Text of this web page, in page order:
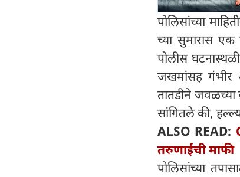
पोलिसांच्या
च्या सुमारास एक
पोलीस
जखमांसह गंभीर
तातडीने
सांगितले की,
ALSO READ:
तरुणाईची माफी
पोलिसांच्या